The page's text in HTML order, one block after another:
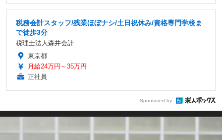
税務会計スタッフ/残業ほぼナシ/土日祝休み/資格専門学校ま
で徒歩3分
税理士法人森井会計
東京都
月給24万円～35万円
正社員
Sponsored by